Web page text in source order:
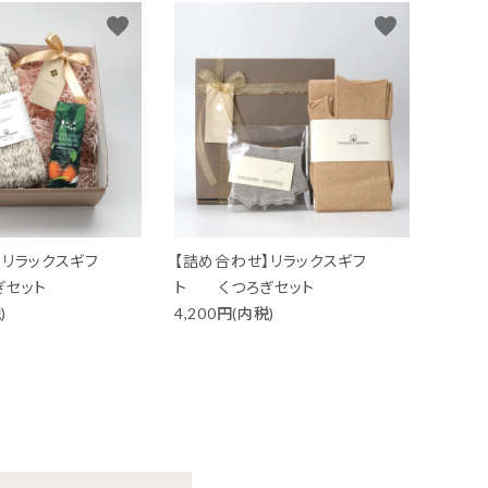
ラックスギフ
ット
favorite
【詰め合わせ】リラックスギフ
ト くつろぎセット
4,200円(内税)
favorite